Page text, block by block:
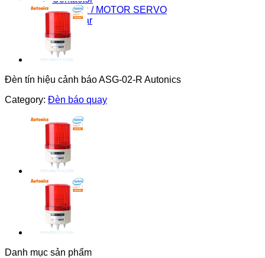
DRIVER / MOTOR SERVO
Light Star
Đèn tín hiệu cảnh báo ASG-02-R Autonics
Category: Đèn báo quay
Danh mục sản phẩm